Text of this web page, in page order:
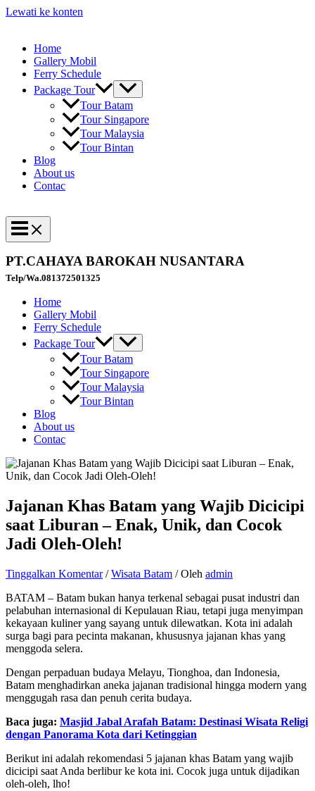
Lewati ke konten
Home
Gallery Mobil
Ferry Schedule
Package Tour
Tour Batam
Tour Singapore
Tour Malaysia
Tour Bintan
Blog
About us
Contac
PT.CAHAYA BAROKAH NUSANTARA
Telp/Wa.081372501325
Home
Gallery Mobil
Ferry Schedule
Package Tour
Tour Batam
Tour Singapore
Tour Malaysia
Tour Bintan
Blog
About us
Contac
Jajanan Khas Batam yang Wajib Dicicipi
saat Liburan – Enak, Unik, dan Cocok
Jadi Oleh-Oleh!
Tinggalkan Komentar /Wisata Batam / Oleh admin
BATAM – Batam bukan hanya terkenal sebagai pusat industri dan
pelabuhan internasional di Kepulauan Riau, tetapi juga menyimpan
kekayaan kuliner yang sayang untuk dilewatkan. Kota ini adalah
surga bagi para pecinta makanan, khususnya jajanan khas yang
menggoda selera.
Dengan perpaduan budaya Melayu, Tionghoa, dan Indonesia,
Batam menghadirkan aneka jajanan tradisional hingga modern yang
menggugah rasa dan penuh cerita budaya.
Baca juga: Masjid Jabal Arafah Batam: Destinasi Wisata Religi
dengan Panorama Kota dari Ketinggian
Berikut ini adalah rekomendasi 5 jajanan khas Batam yang wajib
dicicipi saat Anda berlibur ke kota ini. Cocok juga untuk dijadikan
oleh-oleh, lho!